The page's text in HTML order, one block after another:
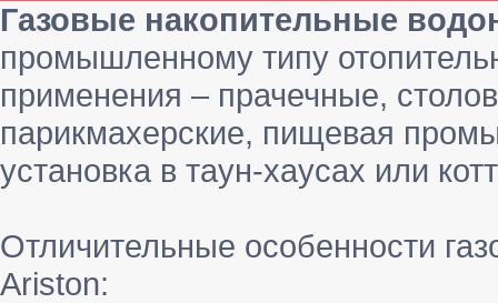
Газовые накопительные
промышленному типу
применения – прачечные,
парикмахерские, пищевая
установка в таун-хаусах или
Отличительные особенности
Ariston: